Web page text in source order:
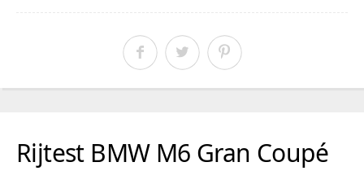
Rijtest BMW M6 Gran Coupé